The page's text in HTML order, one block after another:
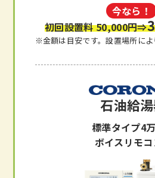
今なら！
初回設置料 50,000円⇒
※金額は目安です。設置場所によ
石油給
標準タイプ4
ボイスリモ